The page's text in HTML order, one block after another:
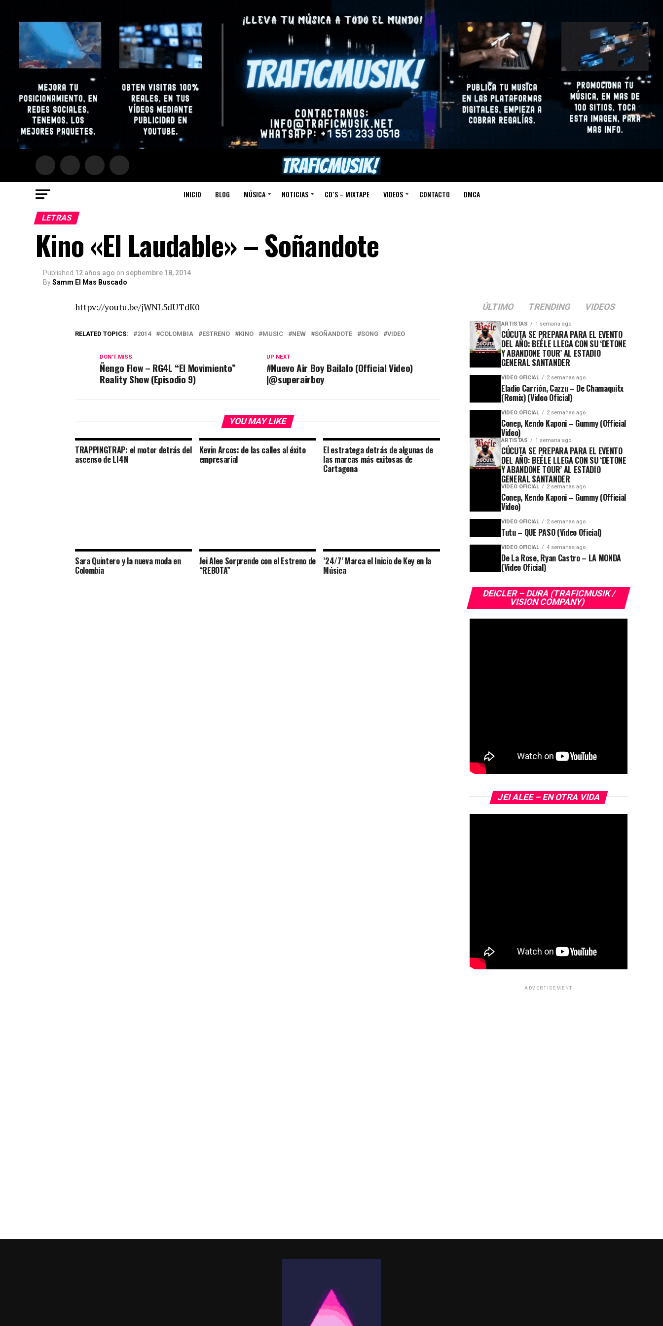
INICIO BLOG MÚSICA NOTICIAS CD´S – MIXTAPE VIDEOS CONTACTO DMCA
LETRAS
Kino «El Laudable» – Soñandote
Published 12 años ago on septiembre 18, 2014
BySamm El Mas Buscado
httpv://youtu.be/jWNL5dUTdK0
RELATED TOPICS: 2014 COLOMBIA ESTRENO KINO MUSIC NEW SOÑANDOTE SONG VIDEO
UP NEXT
#Nuevo Air Boy Bailalo (Official Video)
|@superairboy
DON'T MISS
Ñengo Flow – RG4L “El Movimiento”
Reality Show (Episodio 9)
YOU MAY LIKE
TRAPPINGTRAP: el motor detrás del
ascenso de LI4N
Kevin Arcos: de las calles al éxito
empresarial
El estratega detrás de algunas de
las marcas más exitosas de
Cartagena
Sara Quintero y la nueva moda en
Colombia
Jei Alee Sorprende con el Estreno de
“REBOTA”
’24/7’ Marca el Inicio de Key en la
Música
ÚLTIMO TRENDING VIDEOS
ARTISTAS 1 semana ago
CÚCUTA SE PREPARA PARA EL EVENTO
DEL AÑO: BEÉLE LLEGA CON SU ‘DETONE
Y ABANDONE TOUR’ AL ESTADIO
GENERAL SANTANDER
VIDEO OFICIAL 2 semanas ago
Eladio Carrión, Cazzu – De Chamaquitx
(Remix) (Video Oficial)
VIDEO OFICIAL 2 semanas ago
Conep, Kendo Kaponi – Gummy (Official
Video)
ARTISTAS 1 semana ago
CÚCUTA SE PREPARA PARA EL EVENTO
DEL AÑO: BEÉLE LLEGA CON SU ‘DETONE
Y ABANDONE TOUR’ AL ESTADIO
GENERAL SANTANDER
VIDEO OFICIAL 2 semanas ago
Conep, Kendo Kaponi – Gummy (Official
Video)
VIDEO OFICIAL 2 semanas ago
Tutu – QUE PASO (Video Oficial)
VIDEO OFICIAL 4 semanas ago
De La Rose, Ryan Castro – LA MONDA
(Video Oficial)
DEICLER – DURA (TRAFICMUSIK /
VISION COMPANY)
JEI ALEE – EN OTRA VIDA
ADVERTISEMENT